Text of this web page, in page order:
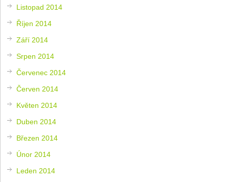
Listopad 2014
Říjen 2014
Září 2014
Srpen 2014
Červenec 2014
Červen 2014
Květen 2014
Duben 2014
Březen 2014
Únor 2014
Leden 2014